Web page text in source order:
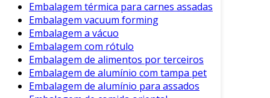
Em suma, a embalagem de papel
biodegradável é uma alternativa viável e
necessária em um mundo que clama por
práticas mais sustentáveis. À medida que mais
empresas adotam essa abordagem, a
esperança é que a conscientização ambiental
Embalagem térmica para carnes assadas
Embalagem vacuum forming
Embalagem a vácuo
Embalagem com rótulo
Embalagem de alimentos por terceiros
Embalagem de alumínio com tampa pet
Embalagem de alumínio para assados